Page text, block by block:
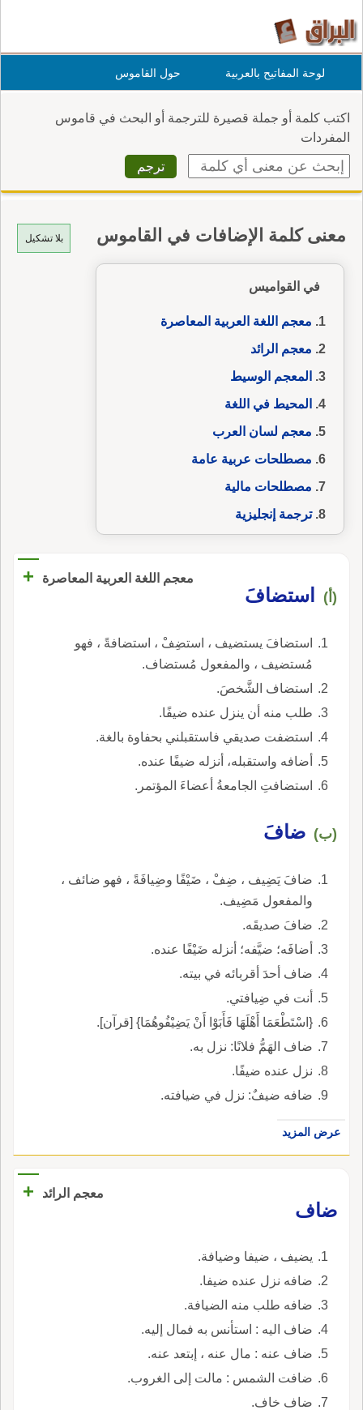
لوحة المفاتيح بالعربية حول القاموس
اكتب كلمة أو جملة قصيرة للترجمة أو البحث في قاموس
المفردات
بلا تشكيل معنى كلمة الإضافات في القاموس
في القواميس
معجم اللغة العربية المعاصرة
معجم الرائد
المعجم الوسيط
المحيط في اللغة
معجم لسان العرب
مصطلحات عربية عامة
مصطلحات مالية
ترجمة إنجليزية
معجم اللغة العربية المعاصرة +
(أ) استضافَ
استضافَ يستضيف ، استضِفْ ، استضافةً ، فهو
مُستضيف ، والمفعول مُستضاف.
استضاف الشَّخصَ.
طلب منه أن ينزل عنده ضيفًا.
استضفت صديقي فاستقبلني بحفاوة بالغة.
أضافه واستقبله، أنزله ضيفًا عنده.
استضافتِ الجامعةُ أعضاءَ المؤتمر.
(ب) ضافَ
ضافَ يَضِيف ، ضِفْ ، ضَيْفًا وضِيافَةً ، فهو ضائف ،
والمفعول مَضِيف.
ضافَ صديقَه.
أضافَه؛ ضيَّفه؛ أنزله ضَيْفًا عنده.
ضاف أحدَ أقربائه في بيته.
أنت في ضِيافتي.
{اسْتَطْعَمَا أَهْلَهَا فَأَبَوْا أَنْ يَضِيْفُوهُمَا} [قرآن].
ضاف الهَمُّ فلانًا: نزل به.
نزل عنده ضيفًا.
ضافه ضيفٌ: نزل في ضيافته.
عرض المزيد
معجم الرائد
+
ضاف
يضيف ، ضيفا وضيافة.
ضافه نزل عنده ضيفا.
ضافه طلب منه الضيافة.
ضاف اليه : استأنس به فمال إليه.
ضاف عنه : مال عنه ، إبتعد عنه.
ضافت الشمس : مالت إلى الغروب.
ضاف خاف.